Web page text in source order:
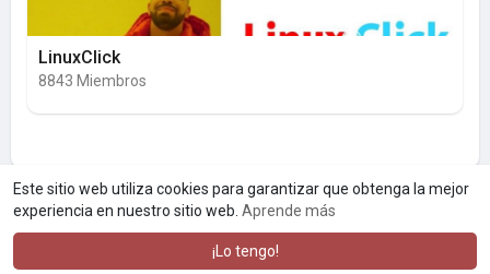
Este sitio web utiliza cookies para garantizar que obtenga la mejor
experiencia en nuestro sitio web. Aprende más
¡Lo tengo!
LinuxClick
8843 Miembros